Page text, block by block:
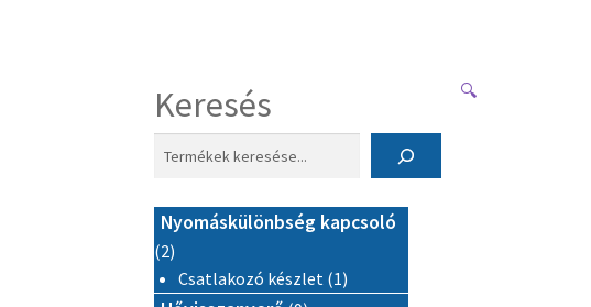
🔍
Keresés
Nyomáskülönbség kapcsoló
22 termék
Csatlakozó készlet 11 termék